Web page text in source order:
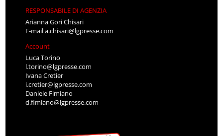
RESPONSABILE DI AGENZIA
Arianna Gori Chisari
E-maila.chisari@lgpresse.com
Account
Luca Torino
l.torino@lgpresse.com
Ivana Cretier
i.cretier@lgpresse.com
Daniele Fimiano
d.fimiano@lgpresse.com